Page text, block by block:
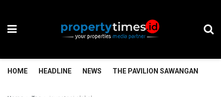
HOME HEADLINE NEWS THE PAVILION SAWANGAN